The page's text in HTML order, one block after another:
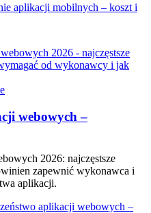
aplikacji mobilnych – koszt i
webowych –
2026: najczęstsze
zapewnić wykonawca i
aplikacji.
aplikacji webowych –